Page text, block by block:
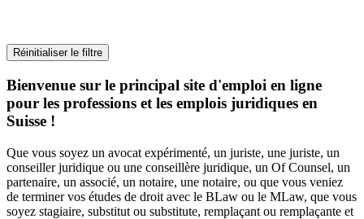
Réinitialiser le filtre
Bienvenue sur le principal site d'emploi en ligne
pour les professions et les emplois juridiques en
Suisse !
Que vous soyez un avocat expérimenté, un juriste, une juriste, un
conseiller juridique ou une conseillère juridique, un Of Counsel, un
partenaire, un associé, un notaire, une notaire, ou que vous veniez
de terminer vos études de droit avec le BLaw ou le MLaw, que vous
soyez stagiaire, substitut ou substitute, remplaçant ou remplaçante et